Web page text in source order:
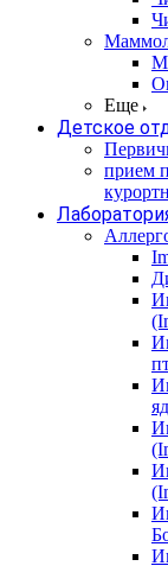
Еще
Детское
прием